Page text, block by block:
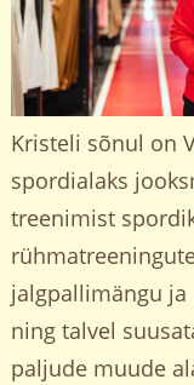
Kristeli sõnul on
spordialaks
treenimist
jalgpallimängu
ning talvel
paljude muude